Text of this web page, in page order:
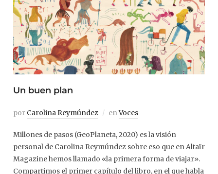
Un buen plan
por Carolina Reymúndez enVoces
Millones de pasos (GeoPlaneta, 2020) es la visión
personal de Carolina Reymúndez sobre eso que en Altaïr
Magazine hemos llamado «la primera forma de viajar».
Compartimos el primer capítulo del libro, en el que habla